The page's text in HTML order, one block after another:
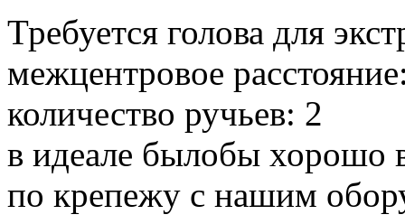
Требуется голова для
межцентровое
количество ручьев: 2
в идеале былобы хорошо
по крепежу с нашим